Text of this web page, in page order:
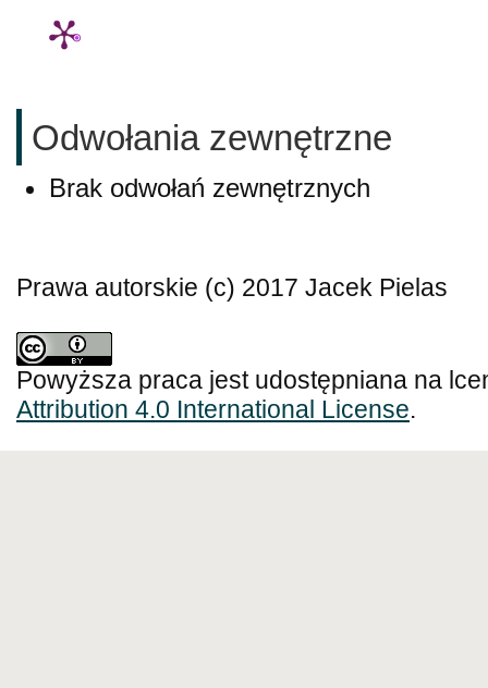
Odwołania zewnętrzne
Brak odwołań zewnętrznych
Prawa autorskie (c) 2017 Jacek Pielas
Powyższa praca jest udostępniana na
Attribution 4.0 International License.